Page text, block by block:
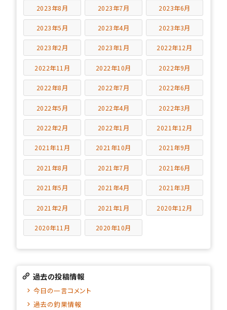
2023年8月 2023年7月 2023年6月
2023年5月 2023年4月 2023年3月
2023年2月 2023年1月 2022年12月
2022年11月 2022年10月 2022年9月
2022年8月 2022年7月 2022年6月
2022年5月 2022年4月 2022年3月
2022年2月 2022年1月 2021年12月
2021年11月 2021年10月 2021年9月
2021年8月 2021年7月 2021年6月
2021年5月 2021年4月 2021年3月
2021年2月 2021年1月 2020年12月
2020年11月 2020年10月
過去の投稿情報
今日の一言コメント
過去の釣果情報